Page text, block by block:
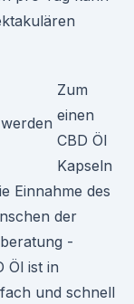
Zum
einen
CBD Öl
Kapseln
Einnahme des
der
-
Öl ist in
und schnell